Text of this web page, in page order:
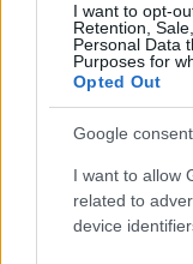
I want to opt-
Retention,
Personal Data
Purposes for
Opted Out
Google
I want to allow
related to
device
in